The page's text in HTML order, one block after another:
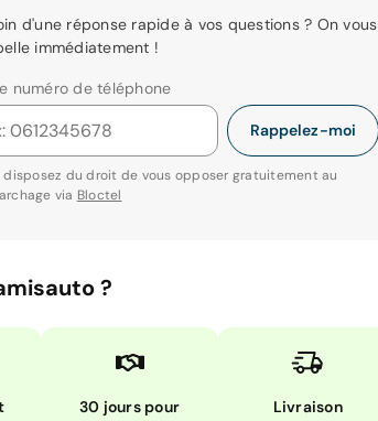
d'une réponse rapide à vos questions ? On vous
immédiatement !
numéro de téléphone
Rappelez-moi
disposez du droit de vous opposer gratuitement au
via Bloctel
?
30 jours pour
Livraison